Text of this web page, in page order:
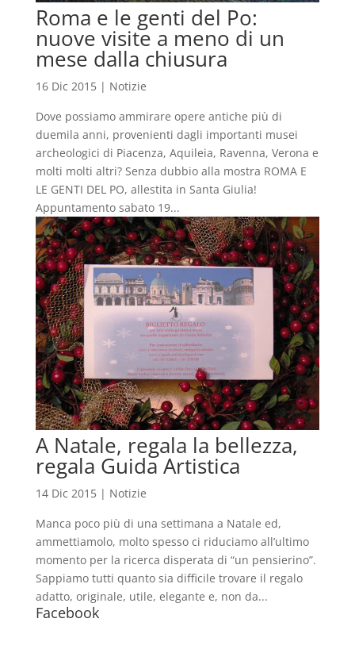
Roma e le genti del Po:
nuove visite a meno di un
mese dalla chiusura
16 Dic 2015| Notizie
Dove possiamo ammirare opere antiche più di
duemila anni, provenienti dagli importanti musei
archeologici di Piacenza, Aquileia, Ravenna, Verona e
molti molti altri? Senza dubbio alla mostra ROMA E
LE GENTI DEL PO, allestita in Santa Giulia!
Appuntamento sabato 19...
A Natale, regala la bellezza,
regala Guida Artistica
14 Dic 2015| Notizie
Manca poco più di una settimana a Natale ed,
ammettiamolo, molto spesso ci riduciamo all’ultimo
momento per la ricerca disperata di “un pensierino”.
Sappiamo tutti quanto sia difficile trovare il regalo
adatto, originale, utile, elegante e, non da...
Facebook